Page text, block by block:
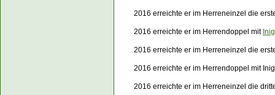
2016 erreichte er im Herreneinzel die
2016 erreichte er im Herrendoppel mit
2016 erreichte er im Herreneinzel die
2016 erreichte er im Herrendoppel mit
2016 erreichte er im Herreneinzel die